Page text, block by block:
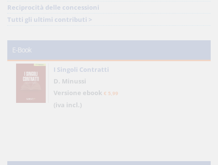
Reciprocità delle concessioni
Tutti gli ultimi contributi >
E-Book
I Singoli Contratti
D. Minussi
Versione ebook € 5,99
(iva incl.)